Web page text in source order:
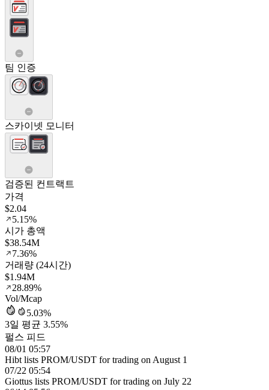
팀 인증
스카이넷 모니터
검증된 컨트랙트
가격
$2.04
5.15%
시가 총액
$38.54M
7.36%
거래량 (24시간)
$1.94M
28.89%
Vol/Mcap
5.03%
3일 평균 3.55%
펄스 피드
08/01 05:57
Hibt lists PROM/USDT for trading on August 1
07/22 05:54
Giottus lists PROM/USDT for trading on July 22